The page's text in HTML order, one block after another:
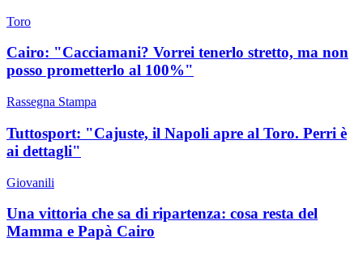
Toro
Cairo: "Cacciamani? Vorrei tenerlo stretto, ma non
posso prometterlo al 100%"
Rassegna Stampa
Tuttosport: "Cajuste, il Napoli apre al Toro. Perri è
ai dettagli"
Giovanili
Una vittoria che sa di ripartenza: cosa resta del
Mamma e Papà Cairo